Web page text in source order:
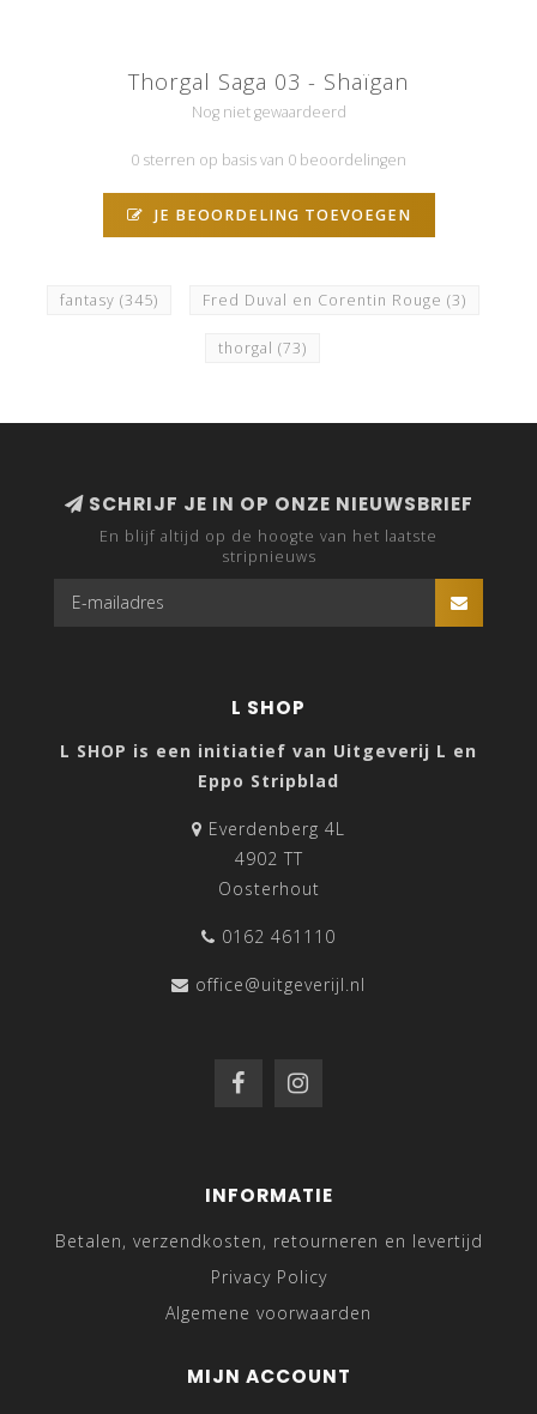
Thorgal Saga 03 - Shaïgan
Nog niet gewaardeerd
0 sterren op basis van 0 beoordelingen
JE BEOORDELING TOEVOEGEN
fantasy (345) Fred Duval en Corentin Rouge (3)
thorgal (73)
SCHRIJF JE IN OP ONZE NIEUWSBRIEF
En blijf altijd op de hoogte van het laatste
stripnieuws
L SHOP
L SHOP is een initiatief van Uitgeverij L en
Eppo Stripblad
Everdenberg 4L
4902 TT
Oosterhout
0162 461110
office@uitgeverijl.nl
INFORMATIE
Betalen, verzendkosten, retourneren en levertijd
Privacy Policy
Algemene voorwaarden
MIJN ACCOUNT